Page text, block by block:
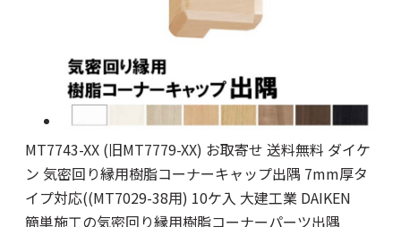
MT7743-XX (旧MT7779-XX) お取寄せ 送料無料 ダイケ
ン 気密回り縁用樹脂コーナーキャップ出隅 7mm厚タ
イプ対応((MT7029-38用) 10ケ入 大建工業 DAIKEN
簡単施工の気密回り縁用樹脂コーナーパーツ出隅